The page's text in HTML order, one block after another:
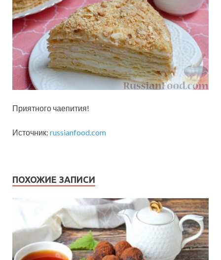
Приятного чаепития!
Источник: russianfood.com
ПОХОЖИЕ ЗАПИСИ